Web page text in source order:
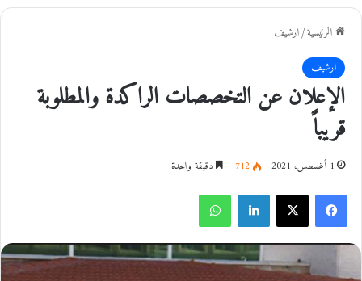
الرئيسية/ارشيف
ارشيف
الإعلان عن التخصصات الراكدة والمطلوبة
قريباً
1 أغسطس، 2021 712 دقيقة واحدة
فيسبوك